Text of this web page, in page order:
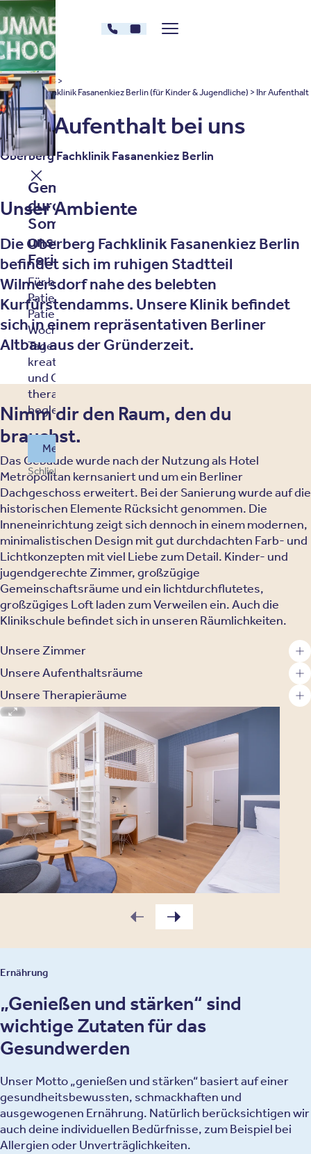
Oberberg Kliniken – zur Startseite
030 - 26478182
Kontakt
Menü zeigen/verstecken
Oberberg Kliniken: Startseite
Standorte
Oberberg Fachklinik Fasanenkiez Berlin (für Kinder & Jugendliche)
Ihr Aufenthalt
Dein Aufenthalt bei uns
Oberberg Fachklinik Fasanenkiez Berlin
Unser Ambiente
Die Oberberg Fachklinik Fasanenkiez Berlin
befindet sich im ruhigen Stadtteil
Wilmersdorf nahe des belebten
Kurfürstendamms. Unsere Klinik befindet
sich in einem repräsentativen Berliner
Altbau aus der Gründerzeit.
Nimm dir den Raum, den du
brauchst.
Das Gebäude wurde nach der Nutzung als Hotel
Metropolitan kernsaniert und um ein Berliner
Dachgeschoss erweitert. Bei der Sanierung wurde auf die
historischen Elemente Rücksicht genommen. Die
Inneneinrichtung zeigt sich dennoch in einem modernen,
minimalistischen Design mit gut durchdachten Farb- und
Lichtkonzepten mit viel Liebe zum Detail. Kinder- und
jugendgerechte Zimmer, großzügige
Gemeinschaftsräume und ein lichtdurchflutetes,
großzügiges Loft laden zum Verweilen ein. Auch die
Klinikschule befindet sich in unseren Räumlichkeiten.
Unsere Zimmer
Unsere Aufenthaltsräume
Unsere Therapieräume
Ernährung
„Genießen und stärken“ sind
wichtige Zutaten für das
Gesundwerden
Unser Motto „genießen und stärken“ basiert auf einer
gesundheitsbewussten, schmackhaften und
ausgewogenen Ernährung. Natürlich berücksichtigen wir
auch deine individuellen Bedürfnisse, zum Beispiel bei
Allergien oder Unverträglichkeiten.
Gemeinsam gut
durch den
Sommer – mit
unserem
Ferienprogramm.
Für bestehende
Patientinnen und
Patienten: Sechs
Wochen mit
Tagesstruktur,
kreativen Angeboten
und Gemeinschaft –
therapeutisch
begleitet.
Mehr über unser Sommerprgramm erfahren
Schließen und weitersurfen